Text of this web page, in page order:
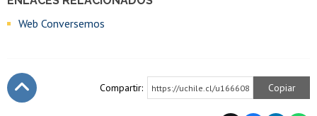
Web Conversemos
Compartir: https://uchile.cl/u166608 Copiar